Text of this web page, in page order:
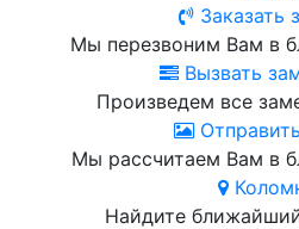
Заказать
Мы перезвоним Вам в
Вызвать
Произведем все
Мы рассчитаем Вам в
Найдите